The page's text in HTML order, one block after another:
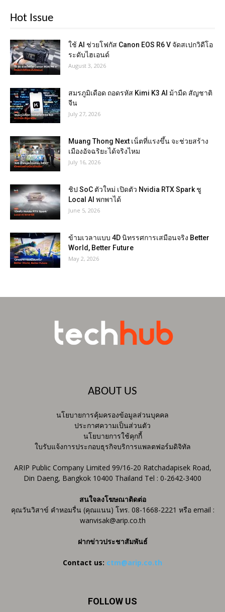
Hot Issue
ใช้ AI ช่วยโฟกัส Canon EOS R6 V จัดสเปกวิดีโอ
ระดับไฮเอนด์
August 3, 2026
สมรภูมิเดือด ถอดรหัส Kimi K3 AI ม้ามืด สัญชาติ
จีน
July 27, 2026
Muang Thong Next เน็ตที่แรงขึ้น จะช่วยสร้าง
เมืองอัจฉริยะได้จริงไหม
July 16, 2026
ชิป SoC ตัวใหม่ เปิดตัว Nvidia RTX Spark ชู
Local AI พกพาได้
June 5, 2026
ข้ามเวลาแบบ 4D นิทรรศการเสมือนจริง Better
World, Better Future
May 2, 2026
ABOUT US
นโยบายการคุ้มครองข้อมูลส่วนบุคคล
ประกาศความเป็นส่วนตัว
นโยบายการใช้คุกกี้
ใบรับแจ้งการประกอบธุรกิจบริการแพลตฟอร์มดิจิทัล
ARIP Public Company Limited 99/16-20 Ratchadapisek Road,
Din Daeng, Bangkok 10400 Thailand Tel : 0-2642-3400
สนใจลงโฆษณาติดต่อ
คุณวันวิสาข์ คำหอมรื่น (คุณแนน) โทร. 08-1668-2221 หรือ email :
wanvisak@arip.co.th
ฝากข่าวประชาสัมพันธ์
Contact us: ctm@arip.co.th
FOLLOW US